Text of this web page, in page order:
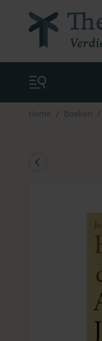
Home Boeken